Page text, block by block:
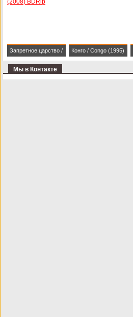
Запретное царство /
The Forbidden
Конго / Congo (1995)
Мы в Контакте